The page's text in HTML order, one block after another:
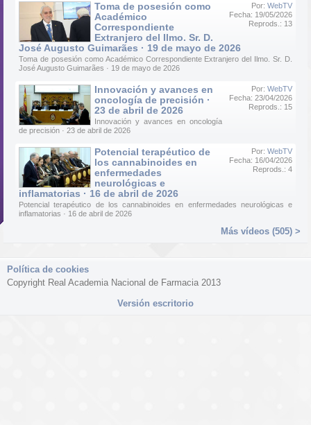
Por: WebTV
Fecha: 19/05/2026
Reprods.: 13
Toma de posesión como
Académico
Correspondiente
Extranjero del Ilmo. Sr. D.
José Augusto Guimarães · 19 de mayo de 2026
Toma de posesión como Académico Correspondiente Extranjero del Ilmo. Sr. D.
José Augusto Guimarães · 19 de mayo de 2026
Por: WebTV
Fecha: 23/04/2026
Reprods.: 15
Innovación y avances en
oncología de precisión ·
23 de abril de 2026
Innovación y avances en oncología
de precisión · 23 de abril de 2026
Por: WebTV
Fecha: 16/04/2026
Reprods.: 4
Potencial terapéutico de
los cannabinoides en
enfermedades
neurológicas e
inflamatorias · 16 de abril de 2026
Potencial terapéutico de los cannabinoides en enfermedades neurológicas e
inflamatorias · 16 de abril de 2026
Más vídeos (505) >
Política de cookies
Copyright Real Academia Nacional de Farmacia 2013
Versión escritorio